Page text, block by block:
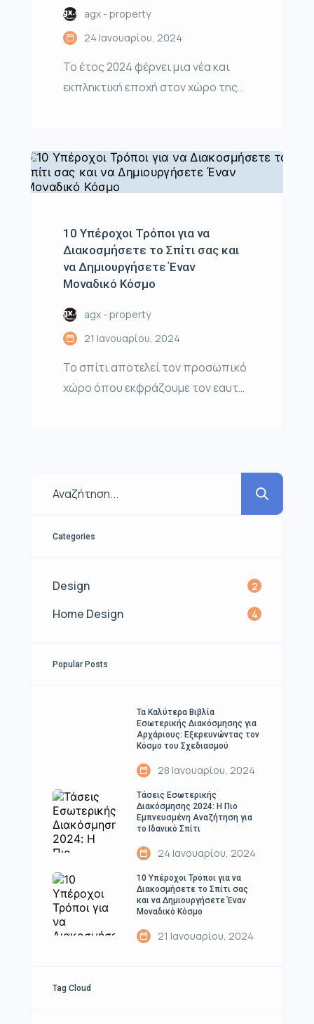
agx - property
24 Ιανουαρίου, 2024
Το έτος 2024 φέρνει μια νέα και
εκπληκτική εποχή στον χώρο της
και ανοίγοντας τον δρόμο για την
πιο εμπνευσμένη αισθητική που
έχουμε δει μέχρι τώρα. Η εξέλιξη
επιφέρει μια φρέσκια ανάσα και
δημιουργεί μια νέα προοπτική για
τη διαμόρφωση του ιδανικού
σπιτιού. […]
10 Υπέροχοι Τρόποι για να
Διακοσμήσετε το Σπίτι σας και
να Δημιουργήσετε Έναν
Μοναδικό Κόσμο
agx - property
21 Ιανουαρίου, 2024
Το σπίτι αποτελεί τον προσωπικό
χώρο όπου εκφράζουμε τον εαυτό
μετατρέπουμε το σπίτι μας σε έναν
ζεστό, ευχάριστο χώρο που
μας. Ανακαλύψτε 10 υπέροχους
έναν μοναδικό κόσμο. 1. […]
Categories
Design 2
Home Design 4
Popular Posts
Τα Καλύτερα Βιβλία
Εσωτερικής Διακόσμησης για
Αρχάριους: Εξερευνώντας τον
Κόσμο του Σχεδιασμού
28 Ιανουαρίου, 2024
Τάσεις Εσωτερικής
Διακόσμησης 2024: Η Πιο
Εμπνευσμένη Αναζήτηση για
το Ιδανικό Σπίτι
24 Ιανουαρίου, 2024
10 Υπέροχοι Τρόποι για να
Διακοσμήσετε το Σπίτι σας
και να Δημιουργήσετε Έναν
Μοναδικό Κόσμο
21 Ιανουαρίου, 2024
Tag Cloud